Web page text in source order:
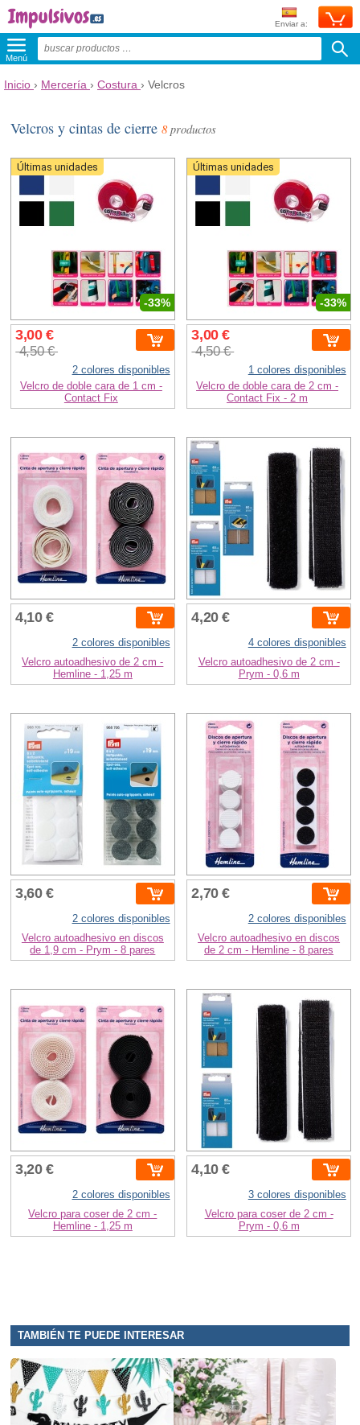
Enviar a:
Menú
Inicio › Mercería › Costura › Velcros
Velcros y cintas de cierre8 productos
Últimas unidades
-33%
3,00 €
4,50 €
2 colores disponibles
Velcro de doble cara de 1 cm -
Contact Fix
Últimas unidades
-33%
3,00 €
4,50 €
1 colores disponibles
Velcro de doble cara de 2 cm -
Contact Fix - 2 m
4,10 €
2 colores disponibles
Velcro autoadhesivo de 2 cm -
Hemline - 1,25 m
4,20 €
4 colores disponibles
Velcro autoadhesivo de 2 cm -
Prym - 0,6 m
3,60 €
2 colores disponibles
Velcro autoadhesivo en discos
de 1,9 cm - Prym - 8 pares
2,70 €
2 colores disponibles
Velcro autoadhesivo en discos
de 2 cm - Hemline - 8 pares
3,20 €
2 colores disponibles
Velcro para coser de 2 cm -
Hemline - 1,25 m
4,10 €
3 colores disponibles
Velcro para coser de 2 cm -
Prym - 0,6 m
TAMBIÉN TE PUEDE INTERESAR